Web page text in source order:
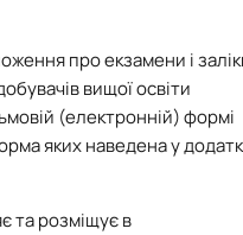
про екзамени і
вищої освіти
(електронній) формі
яких наведена у
та розміщує в